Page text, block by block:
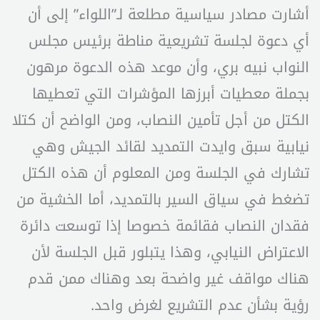
أشارت مصادر سياسية مطلعة لـ”اللواء” إلى أن
أي دعوة لجلسة تشريعية مناطة برئيس مجلس
النواب نبيه بري، وأن موعد هذه الدعوة مرهون
بجملة معطيات أبرزها المؤشرات التي تعطيها
الكتل من أجل تأمين النصاب، ومن الواضح أن كتلا
نيابية سبق وايدت التمديد لقائد الجيش وهي
تشارك في الجلسة ومن المعلوم أن هذه الكتل
تضغط في سياق السير بالتمديد، أما الخشية من
فقدان النصاب فقائمة خصوصا إذا توسعت دائرة
الاعتراض النيابي، وهذا يتبلور قبل الجلسة لأن
هناك مواقف غير واضحة بعد وهناك ممن قدم
رؤية بشأن عدم التشريع لغرض واحد.